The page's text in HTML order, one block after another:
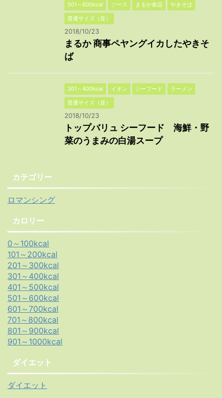
501～600kcal ソース まるか食品
やきそば
普通サイズ（並）
2018/10/23
まるか 商事ペヤングイカしたやきそ
ば
301～400kcal イオン シーフード
ラーメン
普通サイズ（並）
2018/10/23
トップバリュ シーフード 海鮮・野
菜のうまみの白湯スープ
カテゴリー
ロマンシング
カロリー
0～100kcal
101～200kcal
201～300kcal
301～400kcal
401～500kcal
501～600kcal
601～700kcal
701～800kcal
801～900kcal
901～1000kcal
ダイエット
ダイエット